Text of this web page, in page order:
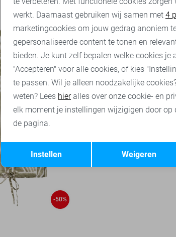
-50%
Analytische cookies
Terug
werkt. Daarnaast gebruiken wij samen met 4
marketingcookies om jouw gedrag anoniem
gepersonaliseerde content te tonen en
bieden. Je kunt zelf bepalen welke cookies je
"Accepteren" voor alle cookies, of kies
te passen. Wil je alleen noodzakelijke
weten? Lees hieralles over onze cookie- en
elk moment je instellingen wijzigigen door op
de pagina.
Weigeren
Instellen